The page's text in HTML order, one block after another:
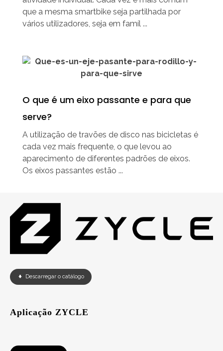
que a mesma smartbike seja partilhada por
vários utilizadores, seja em famíl ...
O que é um eixo passante e para que
serve?
A utilização de travões de disco nas bicicletas é
cada vez mais frequente, o que levou ao
aparecimento de diferentes padrões de eixos.
Os eixos passantes estão ...
Descarregar o catálogo
Aplicação ZYCLE